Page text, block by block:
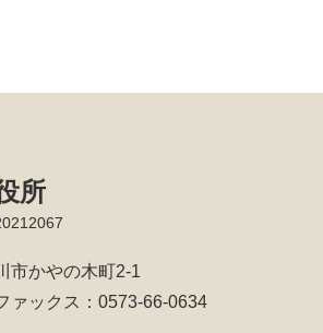
所
市かやの木町2-1
ァックス：0573-66-0634